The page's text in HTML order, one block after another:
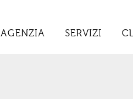
AGENZIA SERVIZI